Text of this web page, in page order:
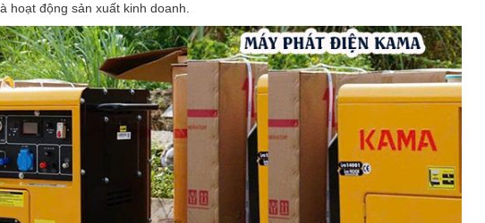
hoạt động sản xuất kinh doanh.